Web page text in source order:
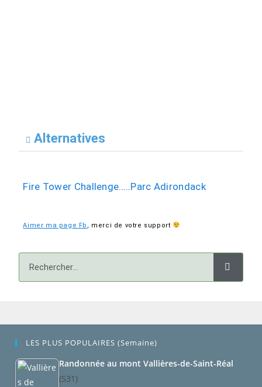
Alternatives
Fire Tower Challenge…..Parc Adirondack
Aimer ma page Fb , merci de votre support
LES PLUS POPULAIRES (semaine)
Randonnée au mont Vallières-de-Saint-Réal
(531)